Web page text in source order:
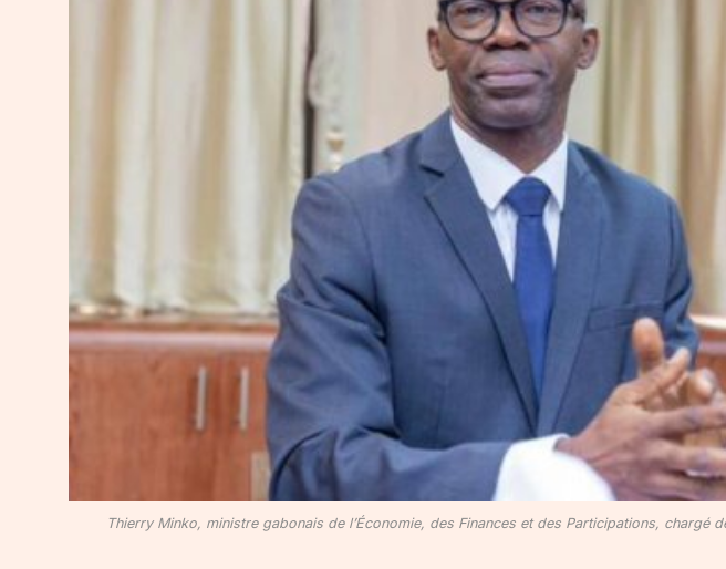
Thierry Minko, ministre gabonais de l’Économie, des Finances et des Participations, chargé